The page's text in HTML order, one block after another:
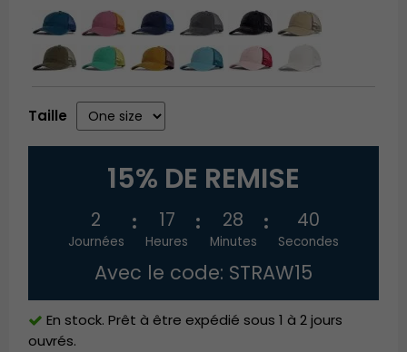
Taille
15% DE REMISE
2
Journées
17
Heures
28
Minutes
40
Secondes
Avec le code: STRAW15
En stock. Prêt à être expédié sous 1 à 2 jours
ouvrés.